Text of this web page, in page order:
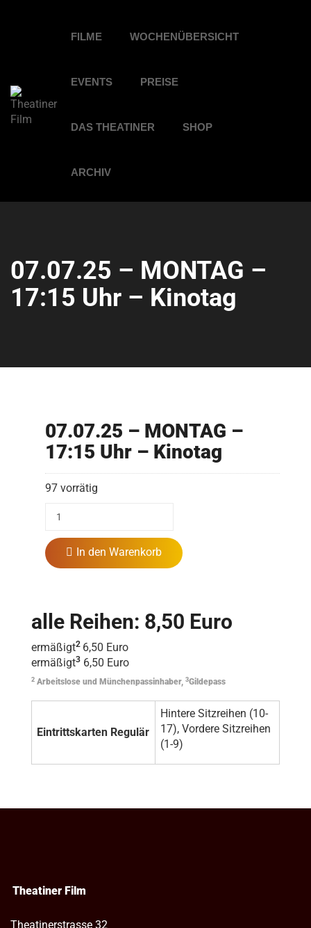
FILME WOCHENÜBERSICHT
EVENTS PREISE
DAS THEATINER SHOP
ARCHIV
07.07.25 – MONTAG –
17:15 Uhr – Kinotag
07.07.25 – MONTAG –
17:15 Uhr – Kinotag
97 vorrätig
In den Warenkorb
alle Reihen: 8,50 Euro
ermäßigt2 6,50 Euro
ermäßigt3 6,50 Euro
2 Arbeitslose und Münchenpassinhaber, 3Gildepass
Eintrittskarten Regulär
Hintere Sitzreihen (10-
17), Vordere Sitzreihen
(1-9)
Theatiner Film
Theatinerstrasse 32